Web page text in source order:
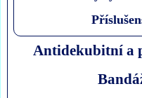
Antidekubitní a